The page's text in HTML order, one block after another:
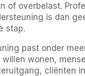
of overbelast.
is dan
stap.
past onder
wonen,
cliënten